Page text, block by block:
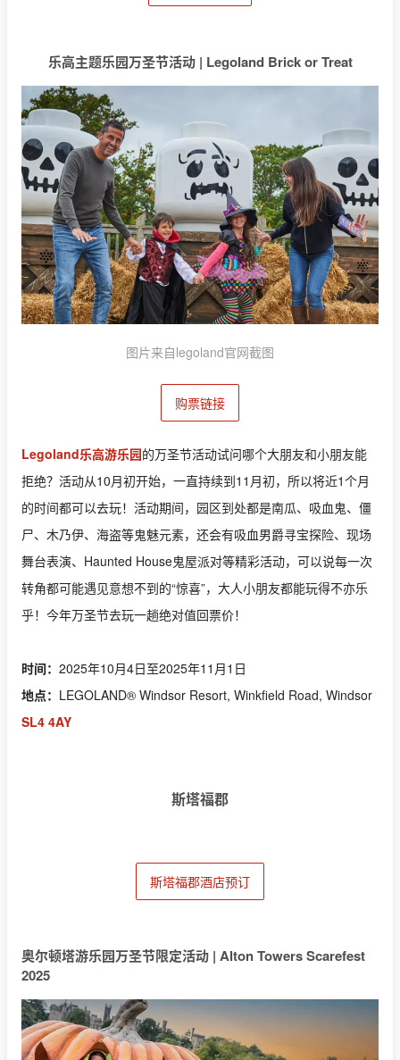
乐高主题乐园万圣节活动 | Legoland Brick or Treat
图片来自legoland官网截图
购票链接
Legoland乐高游乐园的万圣节活动试问哪个大朋友和小朋友能
拒绝？活动从10月初开始，一直持续到11月初，所以将近1个月
的时间都可以去玩！活动期间，园区到处都是南瓜、吸血鬼、僵
尸、木乃伊、海盗等鬼魅元素，还会有吸血男爵寻宝探险、现场
舞台表演、Haunted House鬼屋派对等精彩活动，可以说每一次
转角都可能遇见意想不到的“惊喜”，大人小朋友都能玩得不亦乐
乎！今年万圣节去玩一趟绝对值回票价！
时间： 2025年10月4日至2025年11月1日
地点： LEGOLAND® Windsor Resort, Winkfield Road, Windsor
SL4 4AY
斯塔福郡
斯塔福郡酒店预订
奥尔顿塔游乐园万圣节限定活动 | Alton Towers Scarefest
2025